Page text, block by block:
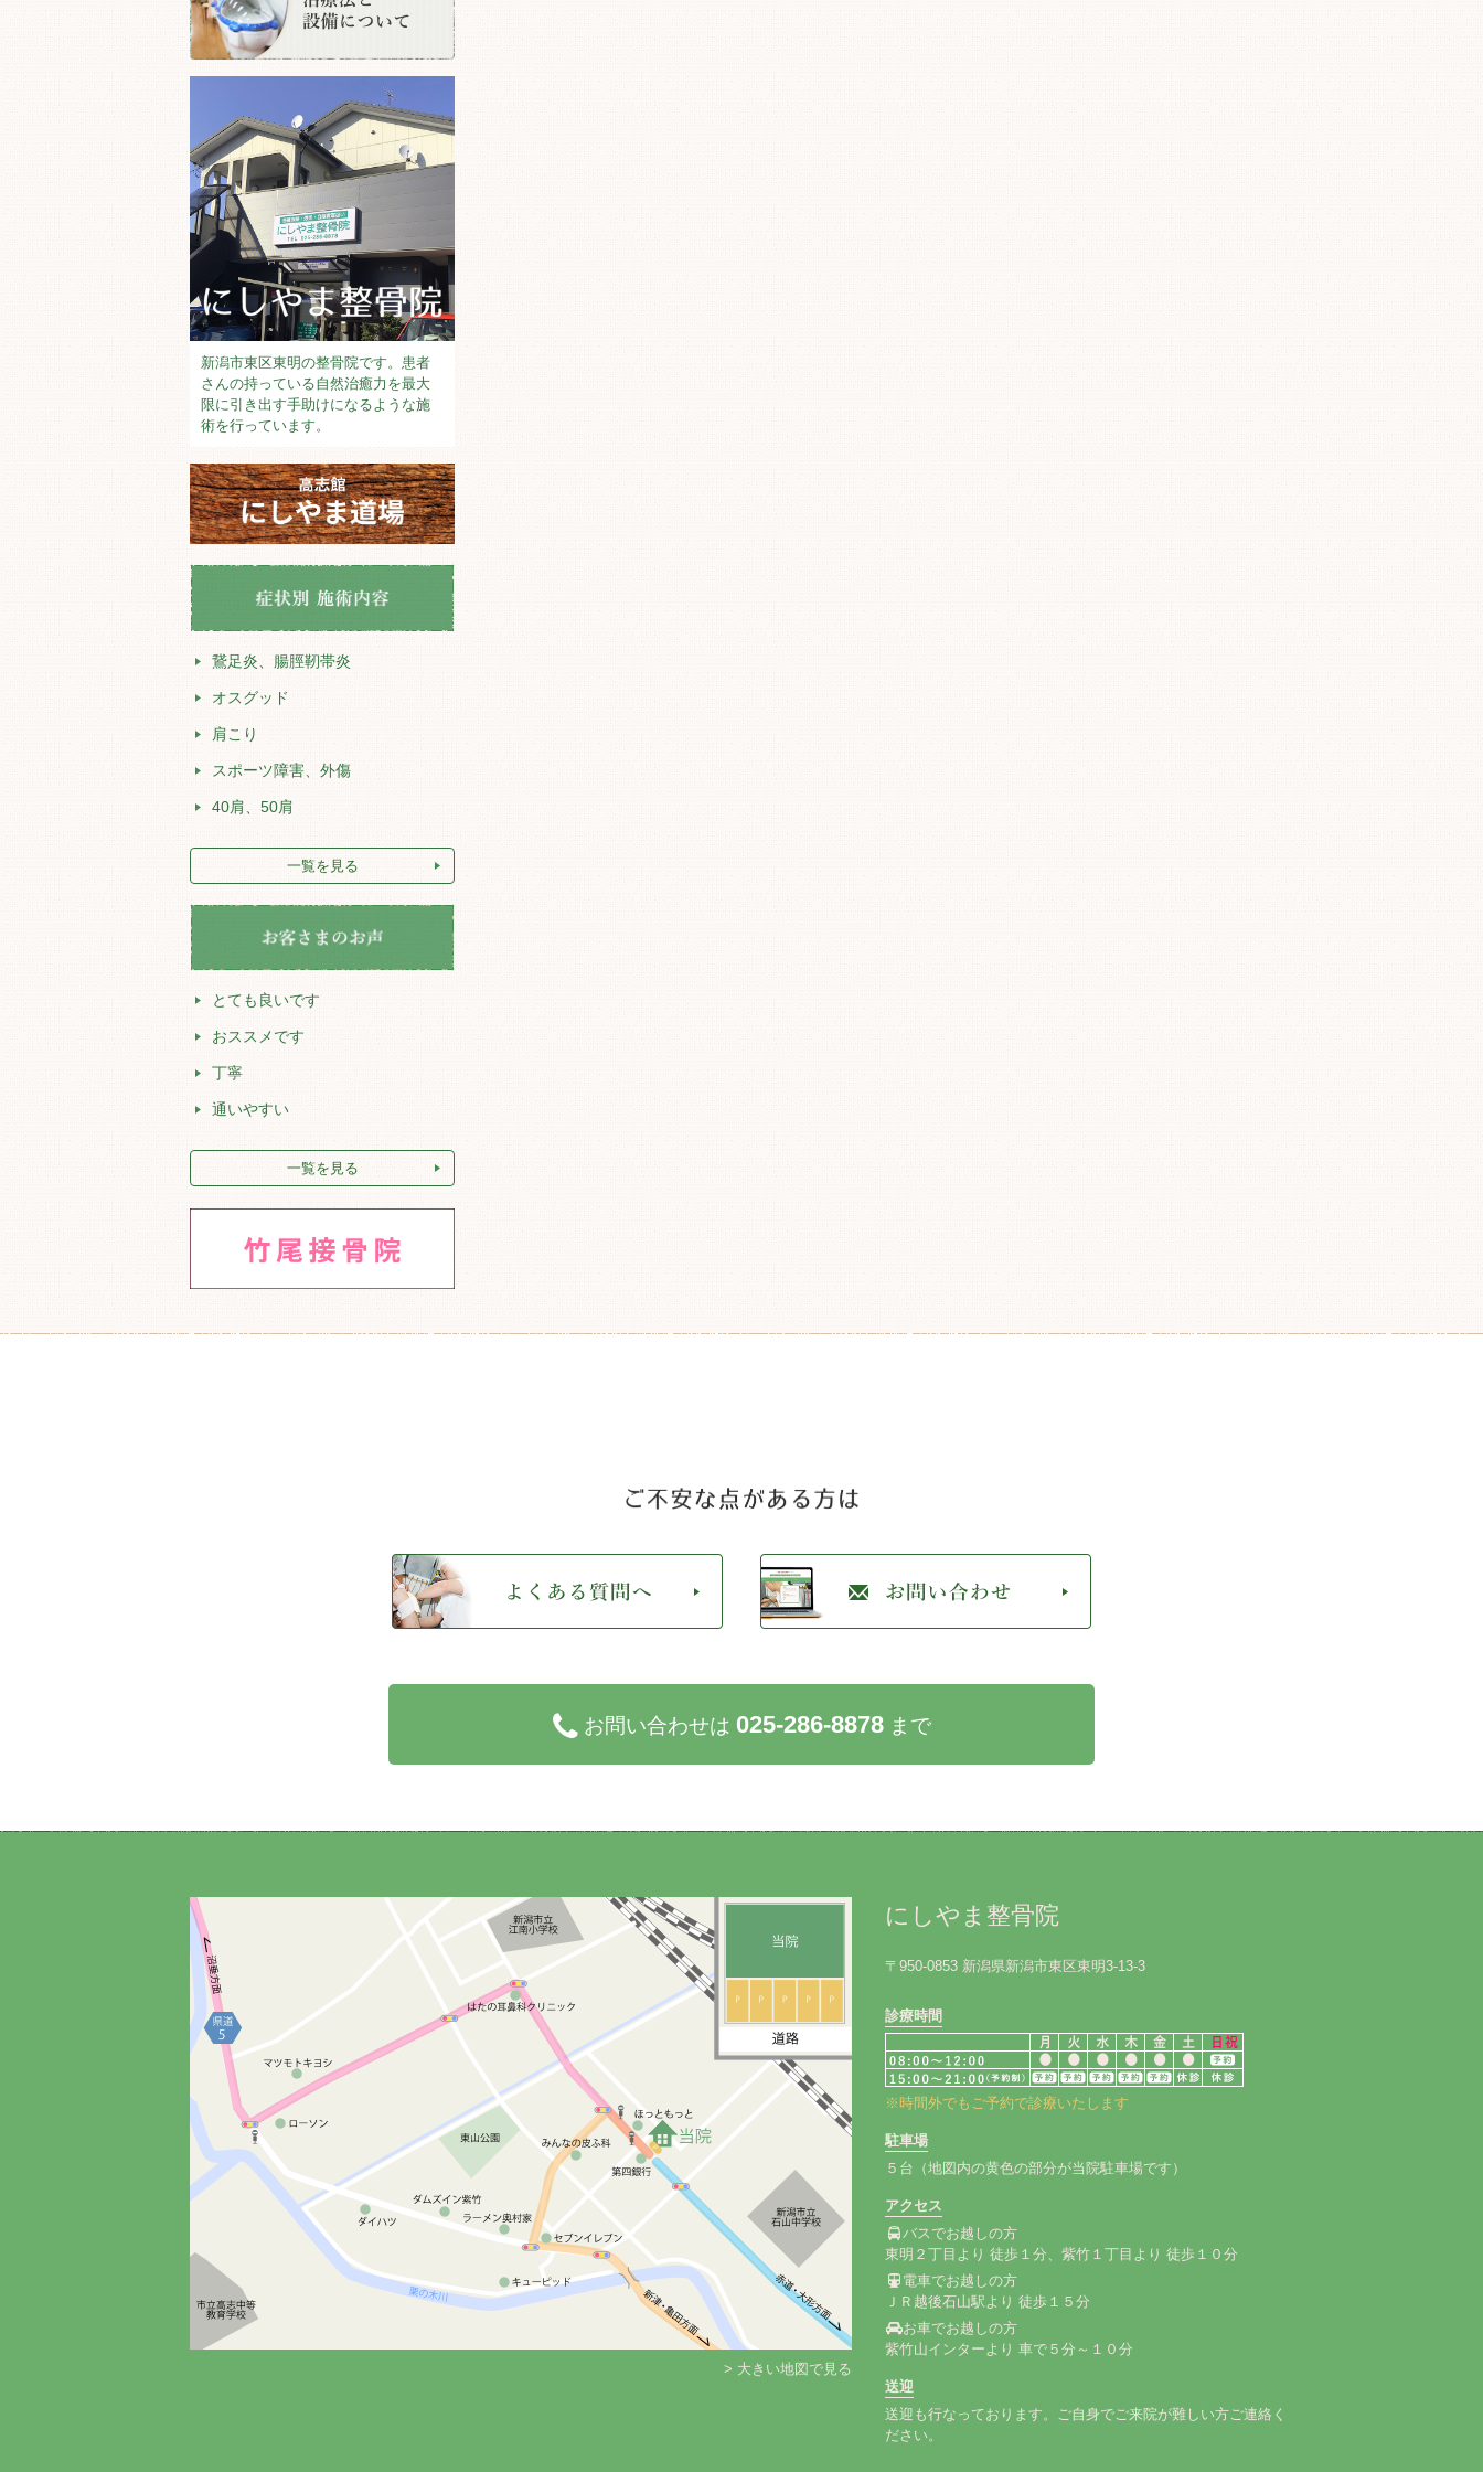
新潟市東区東明の整骨院です。患者
さんの持っている自然治癒力を最大
限に引き出す手助けになるような施
術を行っています。
鵞足炎、腸脛靭帯炎
オスグッド
肩こり
スポーツ障害、外傷
40肩、50肩
一覧を見る
とても良いです
おススメです
丁寧
通いやすい
一覧を見る
お問い合わせは 025-286-8878まで
にしやま整骨院
〒950-0853 新潟県新潟市東区東明3-13-3
診療時間
※時間外でもご予約で診療いたします
駐車場
５台（地図内の黄色の部分が当院駐車場です）
アクセス
バスでお越しの方
東明２丁目より 徒歩１分、紫竹１丁目より 徒歩１０分
電車でお越しの方
ＪＲ越後石山駅より 徒歩１５分
お車でお越しの方
紫竹山インターより 車で５分～１０分
送迎
送迎も行なっております。ご自身でご来院が難しい方ご連絡く
ださい。
> 大きい地図で見る